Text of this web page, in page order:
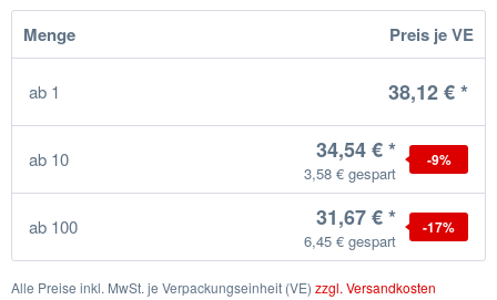
Menge Preis je VE
ab 1 38,12 € *
ab 10 34,54 € *
3,58 € gespart
-9%
ab 100 31,67 € *
6,45 € gespart
-17%
Alle Preise inkl. MwSt. je Verpackungseinheit (VE) zzgl. Versandkosten